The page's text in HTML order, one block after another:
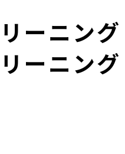
ーニング
ーニング